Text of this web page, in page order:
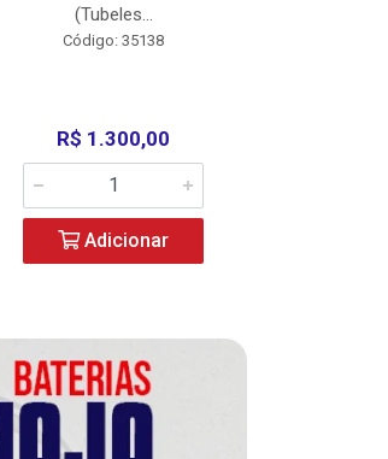
(Tubeles...
Código: 35138
R$ 1.300,00
Adicionar